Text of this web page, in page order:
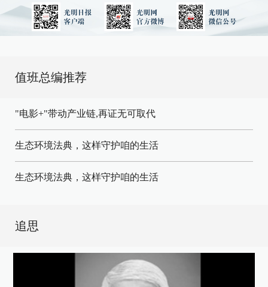
值班总编推荐
"电影+"带动产业链,再证无可取代
生态环境法典，这样守护咱的生活
生态环境法典，这样守护咱的生活
追思